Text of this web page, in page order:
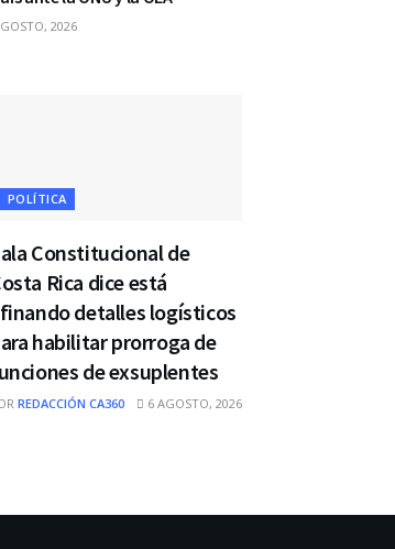
2026
POLÍTICA
Constitucional de
Rica dice está
detalles logísticos
habilitar prorroga de
de exsuplentes
REDACCIÓN CA360 6 AGOSTO, 2026